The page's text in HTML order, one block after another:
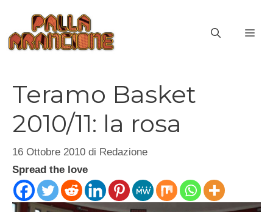
contenuto
Teramo Basket
2010/11: la rosa
16 Ottobre 2010 di Redazione
Spread the love